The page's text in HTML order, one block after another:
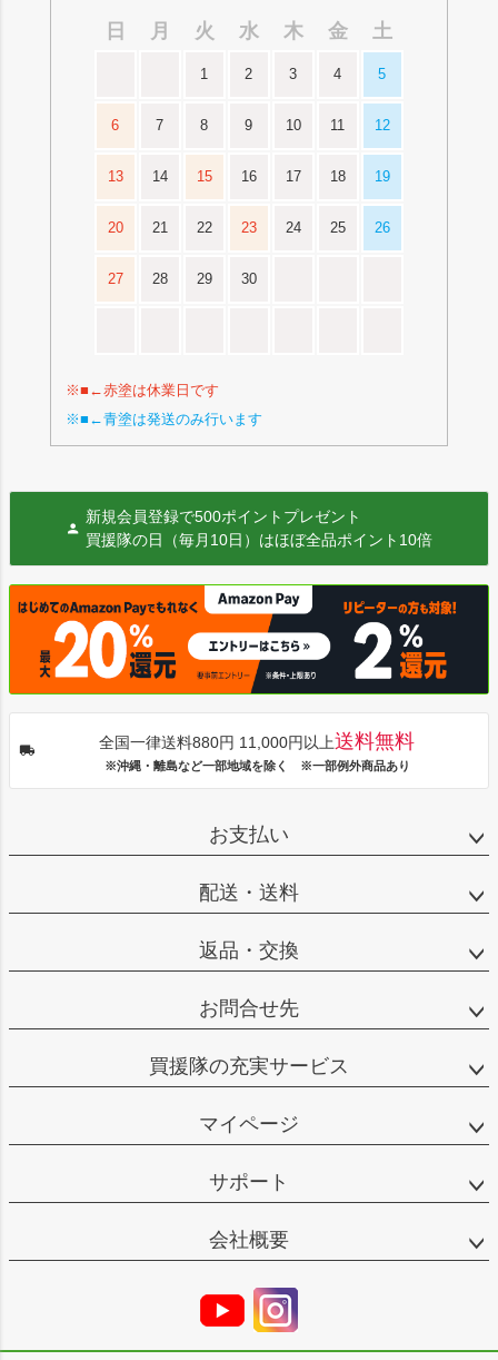
日
月 火 水 木 金 土
1 2 3 4 5
6 7 8 9 10 11 12
13 14 15 16 17 18 19
20 21 22 23 24 25 26
27 28 29 30
※■←赤塗は休業日です
※■←青塗は発送のみ行います
新規会員登録で500ポイントプレゼント
買援隊の日（毎月10日）はほぼ全品ポイント10倍
全国一律送料880円 11,000円以上送料無料
※沖縄・離島など一部地域を除く ※一部例外商品あり
お支払い
配送・送料
返品・交換
お問合せ先
買援隊の充実サービス
マイページ
サポート
会社概要